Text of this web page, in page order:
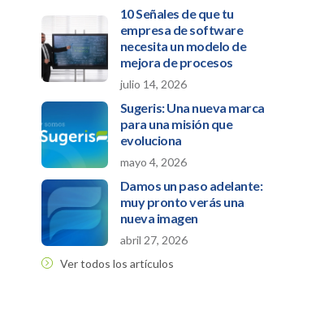
10 Señales de que tu
empresa de software
necesita un modelo de
mejora de procesos
julio 14, 2026
Sugeris: Una nueva marca
para una misión que
evoluciona
mayo 4, 2026
Damos un paso adelante:
muy pronto verás una
nueva imagen
abril 27, 2026
Ver todos los artículos